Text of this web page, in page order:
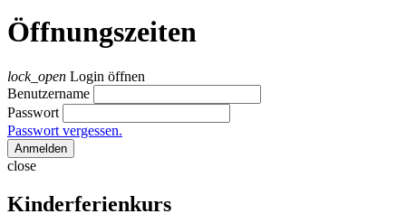
Öffnungszeiten
lock_open Login öffnen
Benutzername
Passwort
Passwort vergessen.
Anmelden
close
Kinderferienkurs